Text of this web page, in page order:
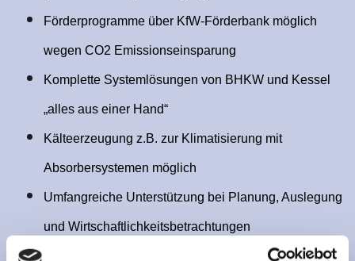
Förderprogramme über KfW-Förderbank möglich
wegen CO2 Emissionseinsparung
Komplette Systemlösungen von BHKW und Kessel
„alles aus einer Hand“
Kälteerzeugung z.B. zur Klimatisierung mit
Absorbersystemen möglich
Umfangreiche Unterstützung bei Planung, Auslegung
und Wirtschaftlichkeitsbetrachtungen
Energieausnutzung: Gesamtnutzungsgrade bis 95%